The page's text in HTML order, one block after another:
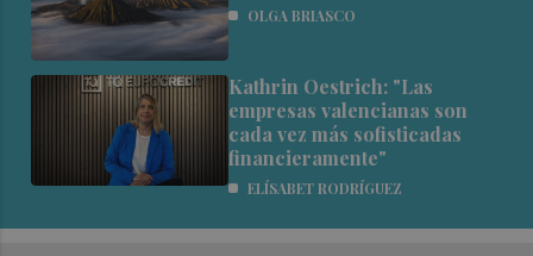
OLGA BRIASCO
Kathrin Oestrich: "Las
empresas valencianas son
cada vez más sofisticadas
financieramente"
ELÍSABET RODRÍGUEZ